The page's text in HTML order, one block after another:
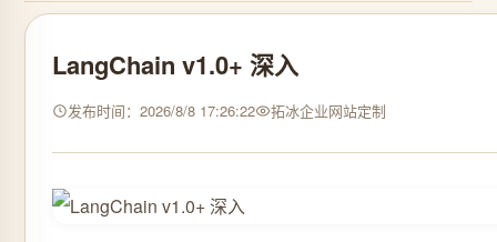
LangChain v1.0+ 深入
发布时间：2026/8/8 17:26:22 拓冰企业网站定制